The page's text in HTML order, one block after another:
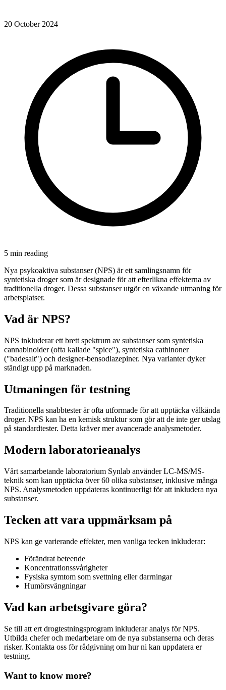
20 October 2024
5 min reading
Nya psykoaktiva substanser (NPS) är ett samlingsnamn för
syntetiska droger som är designade för att efterlikna effekterna av
traditionella droger. Dessa substanser utgör en växande utmaning för
arbetsplatser.
Vad är NPS?
NPS inkluderar ett brett spektrum av substanser som syntetiska
cannabinoider (ofta kallade "spice"), syntetiska cathinoner
("badesalt") och designer-bensodiazepiner. Nya varianter dyker
ständigt upp på marknaden.
Utmaningen för testning
Traditionella snabbtester är ofta utformade för att upptäcka välkända
droger. NPS kan ha en kemisk struktur som gör att de inte ger utslag
på standardtester. Detta kräver mer avancerade analysmetoder.
Modern laboratorieanalys
Vårt samarbetande laboratorium Synlab använder LC-MS/MS-
teknik som kan upptäcka över 60 olika substanser, inklusive många
NPS. Analysmetoden uppdateras kontinuerligt för att inkludera nya
substanser.
Tecken att vara uppmärksam på
NPS kan ge varierande effekter, men vanliga tecken inkluderar:
Förändrat beteende
Koncentrationssvårigheter
Fysiska symtom som svettning eller darrningar
Humörsvängningar
Vad kan arbetsgivare göra?
Se till att ert drogtestningsprogram inkluderar analys för NPS.
Utbilda chefer och medarbetare om de nya substanserna och deras
risker. Kontakta oss för rådgivning om hur ni kan uppdatera er
testning.
Want to know more?